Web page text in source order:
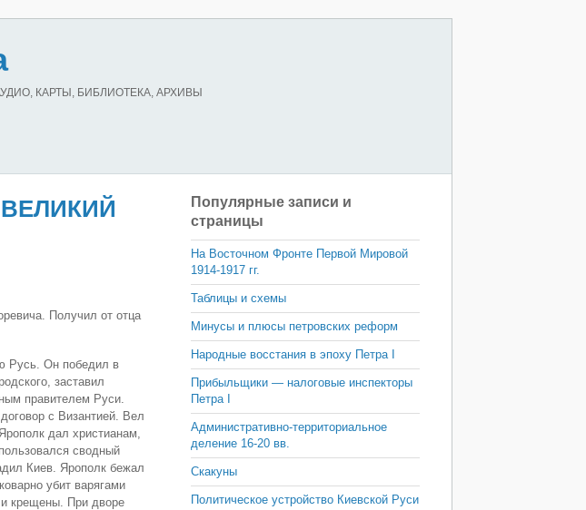
КАРТЫ, БИБЛИОТЕКА, АРХИВЫ
Получил от отца
Русь. Он победил в
заставил
правителем Руси.
с Византией. Вел
дал христианам,
сводный
Киев. Ярополк бежал
убит варягами
крещены. При дворе
Популярные записи и
страницы
На Восточном Фронте Первой Мировой
1914-1917 гг.
Таблицы и схемы
Минусы и плюсы петровских реформ
Народные восстания в эпоху Петра I
Прибыльщики — налоговые инспекторы
Петра I
Административно-территориальное
деление 16-20 вв.
Скакуны
Политическое устройство Киевской Руси